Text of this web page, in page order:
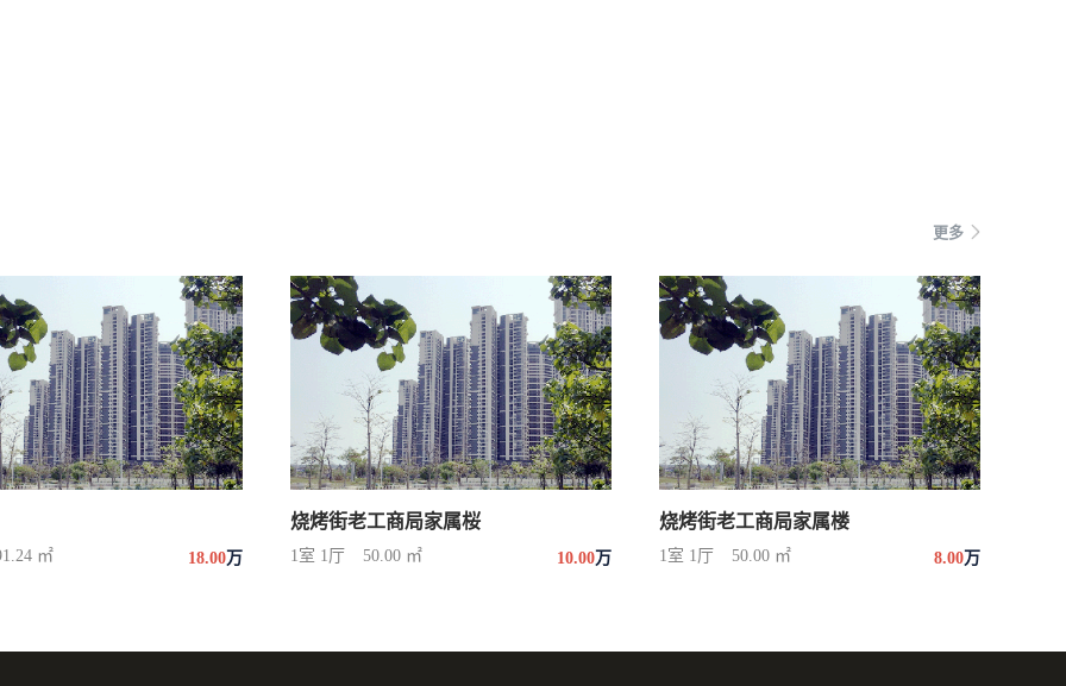
更多
㎡ 18.00万
烧烤街老工商局家属桜
1室 1厅 50.00 ㎡ 10.00万
烧烤街老工商局家属楼
1室 1厅 50.00 ㎡ 8.00万